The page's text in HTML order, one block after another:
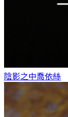
陰影之中喬依絲